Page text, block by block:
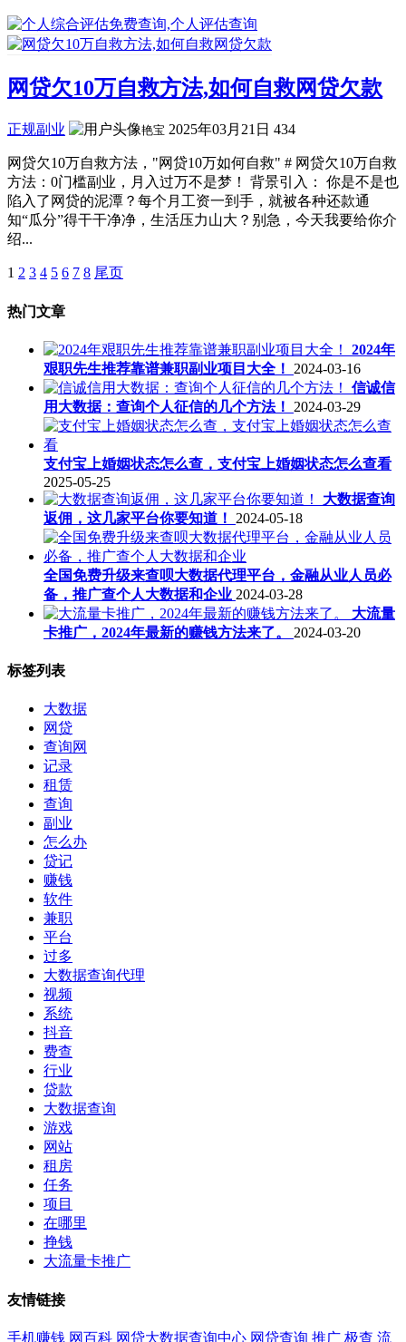
网贷欠10万自救方法,如何自救网贷欠款
正规副业 艳宝 2025年03月21日 434
网贷欠10万自救方法，"网贷10万如何自救" # 网贷欠10万自救
方法：0门槛副业，月入过万不是梦！ 背景引入： 你是不是也
陷入了网贷的泥潭？每个月工资一到手，就被各种还款通
知“瓜分”得干干净净，生活压力山大？别急，今天我要给你介
绍...
1 2 3 4 5 6 7 8 尾页
热门文章
2024年
艰职先生推荐靠谱兼职副业项目大全！
2024-03-16
信诚信
用大数据：查询个人征信的几个方法！
2024-03-29
支付宝上婚姻状态怎么查，支付宝上婚姻状态怎么查看
2025-05-25
大数据查询
返佣，这几家平台你要知道！
2024-05-18
全国免费升级来查呗大数据代理平台，金融从业人员必
备，推广查个人大数据和企业 2024-03-28
大流量
卡推广，2024年最新的赚钱方法来了。
2024-03-20
标签列表
大数据
网贷
查询网
记录
租赁
查询
副业
怎么办
贷记
赚钱
软件
兼职
平台
过多
大数据查询代理
视频
系统
抖音
费查
行业
贷款
大数据查询
游戏
网站
租房
任务
项目
在哪里
挣钱
大流量卡推广
友情链接
手机赚钱 网百科 网贷大数据查询中心 网贷查询 推广 极查 流